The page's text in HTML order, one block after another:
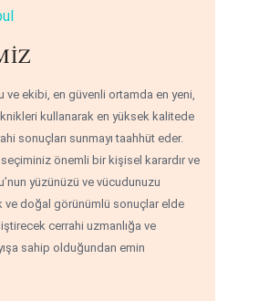
ve ekibi, en güvenli ortamda en yeni,
kullanarak en yüksek kalitede
sonuçları sunmayı taahhüt eder.
önemli bir kişisel karardır ve
yüzünüzü ve vücudunuzu
ve doğal görünümlü sonuçlar elde
cerrahi uzmanlığa ve
sahip olduğundan emin